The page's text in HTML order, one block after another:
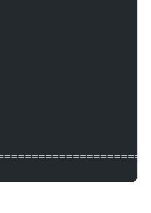
Failed
Failed
No
Failed